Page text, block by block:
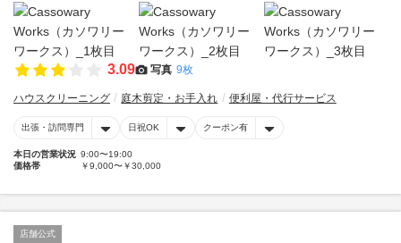
3.09 写真 9枚
ハウスクリーニング 庭木剪定・お手入れ 便利屋・代行サービス
出張・訪問専門 日祝OK クーポン有
本日の営業状況 9:00〜19:00
価格帯
￥9,000〜￥30,000
店舗公式